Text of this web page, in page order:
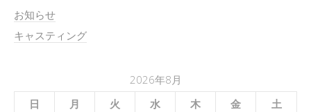
お知らせ
キャスティング
2026年8月
日
月 火 水 木 金
土